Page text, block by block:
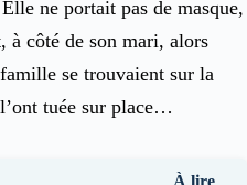
ne portait pas de masque,
à côté de son mari, alors
se trouvaient sur la
tuée sur place…